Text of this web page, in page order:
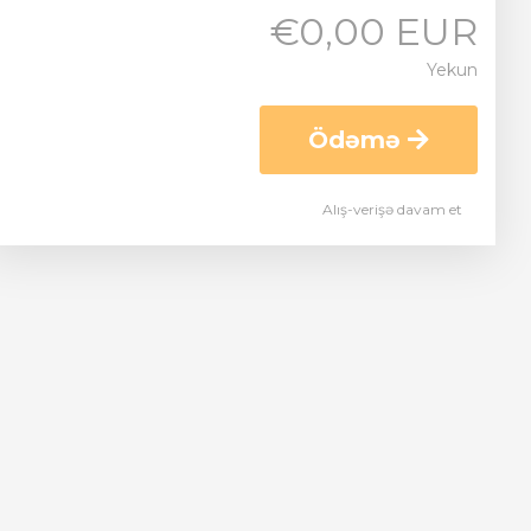
€0,00 EUR
Yekun
Ödəmə
Alış-verişə davam et